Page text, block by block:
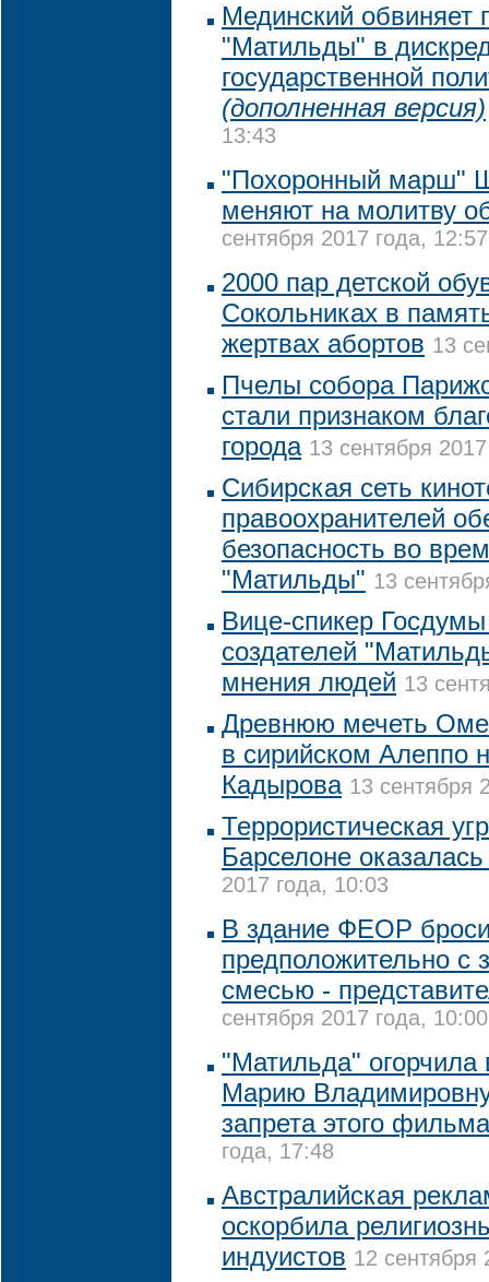
Мединский обвиняет
"Матильды" в
государственной
(дополненная версия)
13:43
"Похоронный марш"
меняют на молитву
сентября 2017 года, 12:57
2000 пар детской
Сокольниках в
жертвах абортов 13
Пчелы собора
стали признаком
города 13 сентября
Сибирская сеть
правоохранителей
безопасность во
"Матильды" 13
Вице-спикер
создателей
мнения людей 13
Древнюю мечеть
в сирийском Алеппо
Кадырова 13 сентября
Террористическая
Барселоне
2017 года, 10:03
В здание ФЕОР
предположительно с
смесью -
сентября 2017 года, 10:00
"Матильда" огорчила
Марию
запрета этого фильма
года, 17:48
Австралийская
оскорбила
индуистов 12 сентября